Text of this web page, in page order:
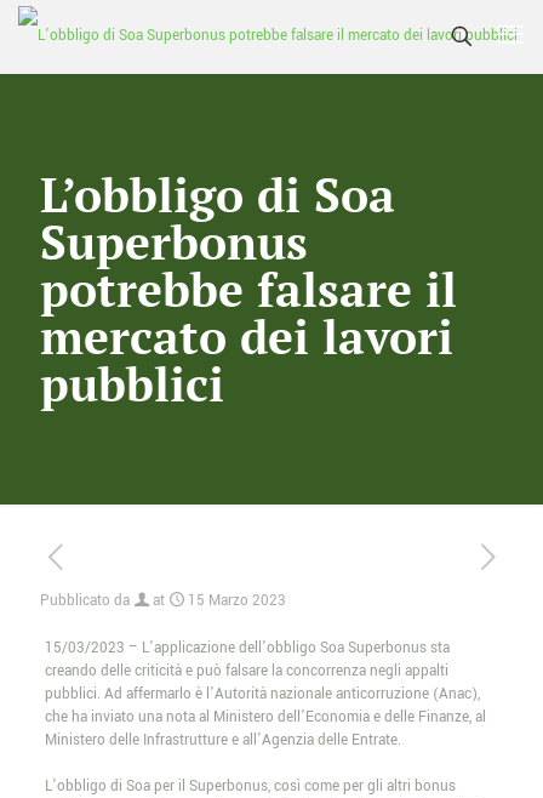
L’obbligo di Soa
Superbonus
potrebbe falsare il
mercato dei lavori
pubblici
Pubblicato da at 15 Marzo 2023
15/03/2023 – L’applicazione dell’obbligo Soa Superbonus sta
creando delle criticità e può falsare la concorrenza negli appalti
pubblici. Ad affermarlo è l’Autorità nazionale anticorruzione (Anac),
che ha inviato una nota al Ministero dell’Economia e delle Finanze, al
Ministero delle Infrastrutture e all’Agenzia delle Entrate.
L’obbligo di Soa per il Superbonus, così come per gli altri bonus